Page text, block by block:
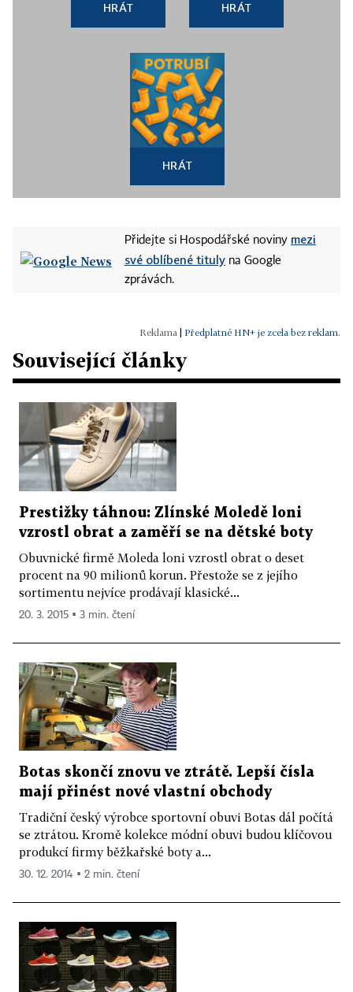
HRÁT HRÁT
HRÁT
Přidejte si Hospodářské noviny mezi
své oblíbené tituly na Google
zprávách.
Předplatné HN+ je zcela bez reklam.
Související články
Prestižky táhnou: Zlínské Moledě loni
vzrostl obrat a zaměří se na dětské boty
Obuvnické firmě Moleda loni vzrostl obrat o deset
procent na 90 milionů korun. Přestože se z jejího
sortimentu nejvíce prodávají klasické...
20. 3. 2015 ▪ 3 min. čtení
Botas skončí znovu ve ztrátě. Lepší čísla
mají přinést nové vlastní obchody
Tradiční český výrobce sportovní obuvi Botas dál počítá
se ztrátou. Kromě kolekce módní obuvi budou klíčovou
produkcí firmy běžkařské boty a...
30. 12. 2014 ▪ 2 min. čtení